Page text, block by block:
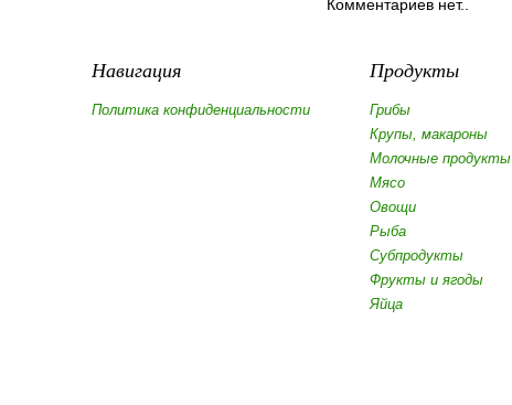
Комментариев нет..
Навигация
Политика конфиденциальности
Продукты
Грибы
Крупы, макароны
Молочные продукты
Мясо
Овощи
Рыба
Субпродукты
Фрукты и ягоды
Яйца